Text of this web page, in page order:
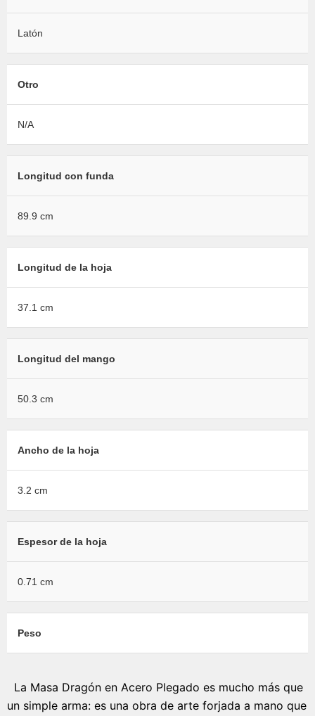
Latón
Otro
N/A
Longitud con funda
89.9 cm
Longitud de la hoja
37.1 cm
Longitud del mango
50.3 cm
Ancho de la hoja
3.2 cm
Espesor de la hoja
0.71 cm
Peso
La Masa Dragón en Acero Plegado es mucho más que
un simple arma: es una obra de arte forjada a mano que